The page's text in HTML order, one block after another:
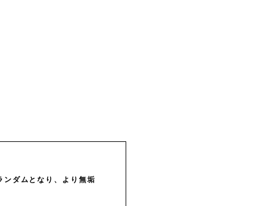
ダムとなり、より無垢